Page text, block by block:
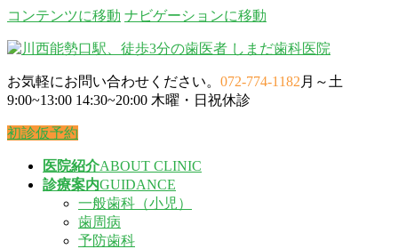
コンテンツに移動 ナビゲーションに移動
お気軽にお問い合わせください。 072-774-1182 月～土
9:00~13:00 14:30~20:00 木曜・日祝休診
初診仮予約
医院紹介ABOUT CLINIC
診療案内GUIDANCE
一般歯科（小児）
歯周病
予防歯科